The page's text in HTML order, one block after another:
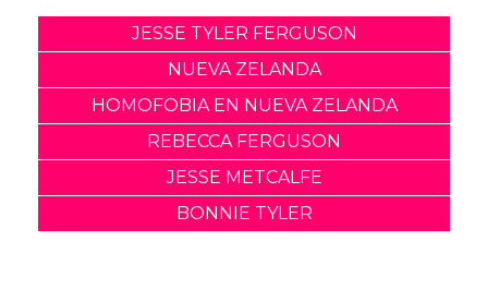
JESSE TYLER FERGUSON
NUEVA ZELANDA
HOMOFOBIA EN NUEVA ZELANDA
REBECCA FERGUSON
JESSE METCALFE
BONNIE TYLER